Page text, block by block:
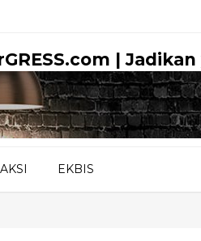
|
EKBIS